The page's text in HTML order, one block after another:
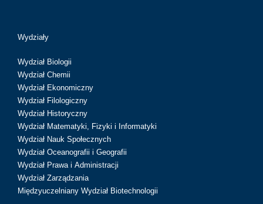
Wydziały
Wydział Biologii
Wydział Chemii
Wydział Ekonomiczny
Wydział Filologiczny
Wydział Historyczny
Wydział Matematyki, Fizyki i Informatyki
Wydział Nauk Społecznych
Wydział Oceanografii i Geografii
Wydział Prawa i Administracji
Wydział Zarządzania
Międzyuczelniany Wydział Biotechnologii